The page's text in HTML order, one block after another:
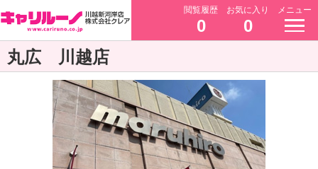
閲覧履歴
0
お気に入り
0
メニュー
丸広 川越店